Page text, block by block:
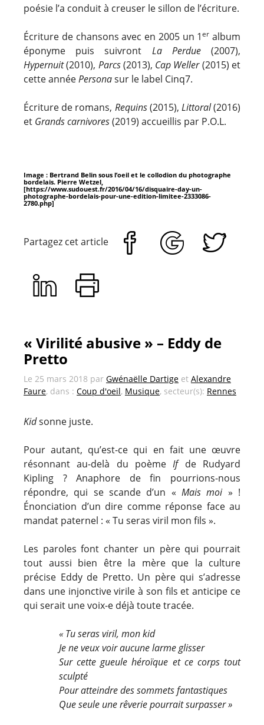
poésie l’a conduit à creuser le sillon de l’écriture.
Écriture de chansons avec en 2005 un 1er album
éponyme puis suivront La Perdue(2007),
Hypernuit(2010), Parcs(2013), Cap Weller(2015) et
cette annéePersonasur le label Cinq7.
Écriture de romans, Requins(2015), Littoral(2016)
et Grands carnivores(2019) accueillis par P.O.L.
Image : Bertrand Belin sous l’oeil et le collodion du photographe
bordelais. Pierre Wetzel,
[https://www.sudouest.fr/2016/04/16/disquaire-day-un-
photographe-bordelais-pour-une-edition-limitee-2333086-
2780.php]
Partagez cet article
« Virilité abusive » – Eddy de
Pretto
Le 25 mars 2018 par Gwénaëlle Dartige et Alexandre
Faure, dans : Coup d'oeil, Musique, secteur(s): Rennes
Kidsonne juste.
Pour autant, qu’est-ce qui en fait une œuvre
résonnant au-delà du poèmeIfde Rudyard
Kipling ? Anaphore de fin pourrions-nous
répondre, qui se scande d’un « Mais moi» !
Énonciation d’un dire comme réponse face au
mandat paternel : « Tu seras viril mon fils ».
Les paroles font chanter un père qui pourrait
tout aussi bien être la mère que la culture
précise Eddy de Pretto. Un père qui s’adresse
dans une injonctive virile à son fils et anticipe ce
qui serait une voix-e déjà toute tracée.
« Tu seras viril, mon kid
Je ne veux voir aucune larme glisser
Sur cette gueule héroïque et ce corps tout
sculpté
Pour atteindre des sommets fantastiques
Que seule une rêverie pourrait surpasser »